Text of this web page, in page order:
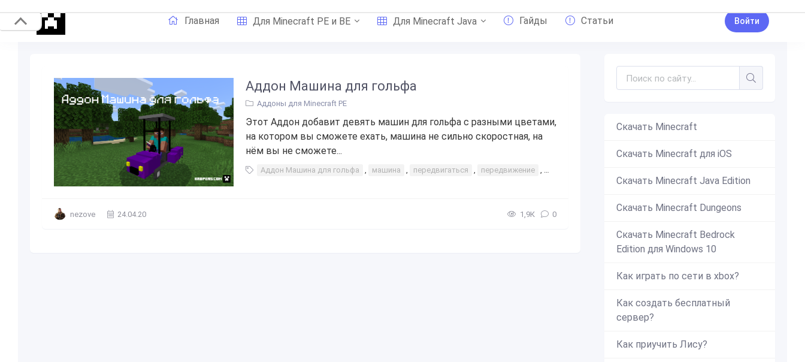
Главная Для Minecraft PE и BE Для Minecraft Java Гайды Статьи Войти
Аддон Машина для гольфа
Аддоны для Minecraft PE
Этот Аддон добавит девять машин для гольфа с разными цветами,
на котором вы сможете ехать, машина не сильно скоростная, на
нём вы не сможете...
Аддон Машина для гольфа , машина , передвигаться , передвижение , интересное
nezove 24.04.20 1,9К 0
Скачать Minecraft
Скачать Minecraft для iOS
Скачать Minecraft Java Edition
Скачать Minecraft Dungeons
Скачать Minecraft Bedrock
Edition для Windows 10
Как играть по сети в xbox?
Как создать бесплатный
сервер?
Как приучить Лису?